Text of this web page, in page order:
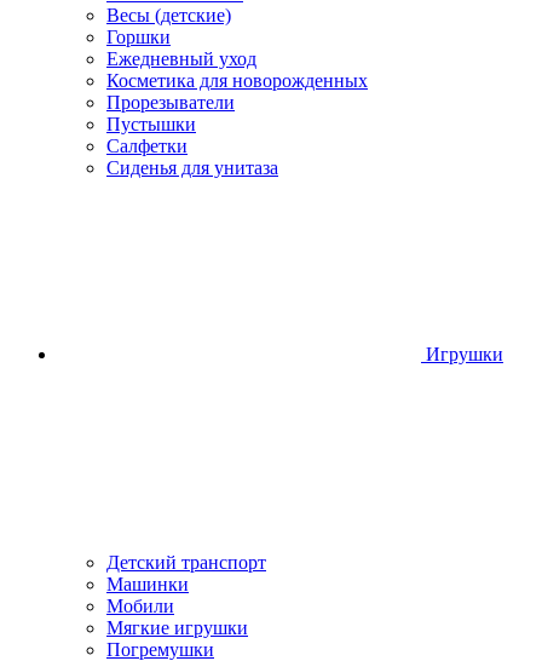
Весы (детские)
Горшки
Ежедневный уход
Косметика для новорожденных
Прорезыватели
Пустышки
Салфетки
Сиденья для унитаза
Игрушки
Детский транспорт
Машинки
Мобили
Мягкие игрушки
Погремушки